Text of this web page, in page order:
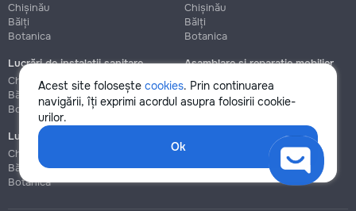
Acest site folosește cookies. Prin continuarea
navigării, îți exprimi acordul asupra folosirii cookie-
urilor.
Ok
Chișinău
Bălți
Botanica
Chișinău
Bălți
Botanica
Lucrări de instalații sanitare
Chișinău
Bălți
Botanica
Asamblare și reparație mobilier
Chișinău
Botanica
Lucrări de construcție și instalare
Chișinău
Bălți
Botanica